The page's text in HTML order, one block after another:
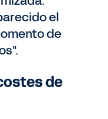
el
de
de